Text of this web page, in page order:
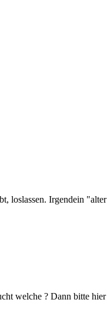
loslassen. Irgendein
welche ? Dann bitte